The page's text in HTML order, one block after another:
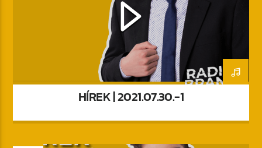
HÍREK | 2021.07.30.-1